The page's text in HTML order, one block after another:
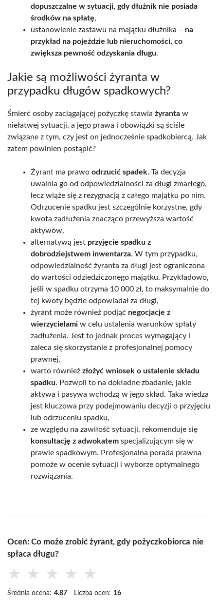
dopuszczalne w sytuacji, gdy dłużnik nie posiada
środków na spłatę,
ustanowienie zastawu na majątku dłużnika – na
przykład na pojeździe lub nieruchomości, co
zwiększa pewność odzyskania długu.
Jakie są możliwości żyranta w
przypadku długów spadkowych?
Śmierć osoby zaciągającej pożyczkę stawia żyranta w
niełatwej sytuacji, a jego prawa i obowiązki są ściśle
związane z tym, czy jest on jednocześnie spadkobiercą. Jak
zatem powinien postąpić?
Żyrant ma prawo odrzucić spadek. Ta decyzja
uwalnia go od odpowiedzialności za długi zmarłego,
lecz wiąże się z rezygnacją z całego majątku po nim.
Odrzucenie spadku jest szczególnie korzystne, gdy
kwota zadłużenia znacząco przewyższa wartość
aktywów,
alternatywą jest przyjęcie spadku z
dobrodziejstwem inwentarza. W tym przypadku,
odpowiedzialność żyranta za długi jest ograniczona
do wartości odziedziczonego majątku. Przykładowo,
jeśli w spadku otrzyma 10 000 zł, to maksymalnie do
tej kwoty będzie odpowiadał za długi,
żyrant może również podjąć negocjacje z
wierzycielami w celu ustalenia warunków spłaty
zadłużenia. Jest to jednak proces wymagający i
zaleca się skorzystanie z profesjonalnej pomocy
prawnej,
warto również złożyć wniosek o ustalenie składu
spadku. Pozwoli to na dokładne zbadanie, jakie
aktywa i pasywa wchodzą w jego skład. Taka wiedza
jest kluczowa przy podejmowaniu decyzji o przyjęciu
lub odrzuceniu spadku,
ze względu na zawiłość sytuacji, rekomenduje się
konsultację z adwokatem specjalizującym się w
prawie spadkowym. Profesjonalna porada prawna
pomoże w ocenie sytuacji i wyborze optymalnego
rozwiązania.
Oceń: Co może zrobić żyrant, gdy pożyczkobiorca nie
spłaca długu?
★ ★ ★ ★ ★
Średnia ocena: 4.87 Liczba ocen: 16